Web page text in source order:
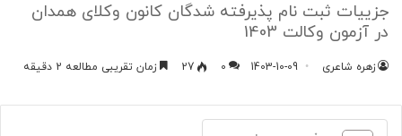
جزییات ثبت نام پذیرفته شدگان کانون وکلای همدان
در آزمون وکالت 1403
زهره شاعری 1403-10-09
0
27 زمان تقریبی مطالعه 2 دقیقه